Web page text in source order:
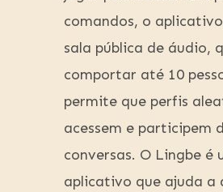
comandos, o
sala pública de áudio,
comportar até 10
permite que perfis
acessem e participem
conversas. O Lingbe é
aplicativo que ajuda a